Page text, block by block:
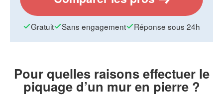
Gratuit Sans engagement Réponse sous 24h
Pour quelles raisons effectuer le
piquage d’un mur en pierre ?